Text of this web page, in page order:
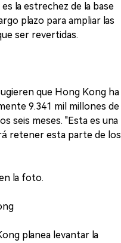
la estrechez de la base
plazo para ampliar las
ser revertidas.
que Hong Kong ha
9.341 mil millones de
seis meses. "Esta es una
retener esta parte de los
la foto.
planea levantar la